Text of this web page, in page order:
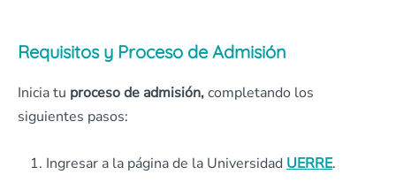
Requisitos y Proceso de Admisión
Inicia tu proceso de admisión,completando los
siguientes pasos:
Ingresar a la página de la Universidad UERRE.